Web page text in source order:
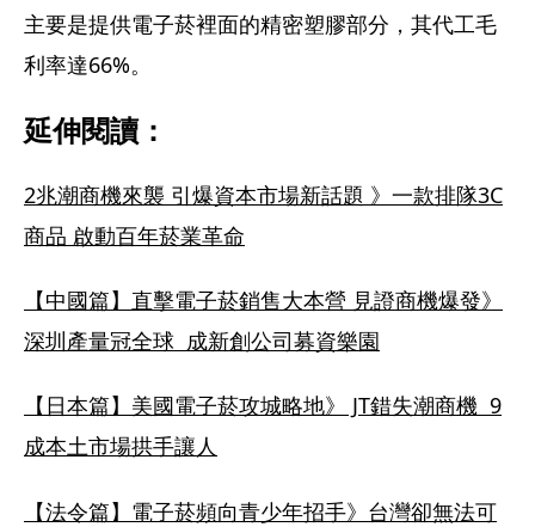
主要是提供電子菸裡面的精密塑膠部分，其代工毛
利率達66%。
延伸閱讀：
2兆潮商機來襲 引爆資本市場新話題 》一款排隊3C
商品 啟動百年菸業革命
【中國篇】直擊電子菸銷售大本營 見證商機爆發》
深圳產量冠全球  成新創公司募資樂園
【日本篇】美國電子菸攻城略地》 JT錯失潮商機  9
成本土市場拱手讓人
【法令篇】電子菸頻向青少年招手》台灣卻無法可